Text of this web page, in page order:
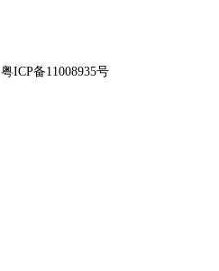
粤ICP备11008935号